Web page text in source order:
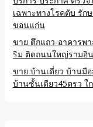
เฉพาะทางโรคตับ รัก
ขอนแก่น
ขาย ตึกแถว-อาคารพ
ริม ติดถนนใหญ่รามอิ
ขาย บ้านเดี่ยว บ้านมื
บ้านชั้นเดียว45ตรว